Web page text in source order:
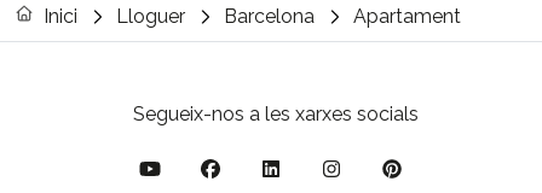
Inici Lloguer Barcelona Apartament
Segueix-nos a les xarxes socials